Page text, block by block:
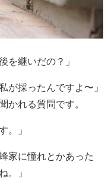
を継いだの？」
が採ったんですよ〜」
かれる質問です。
。」
家に憧れとかあった
。」